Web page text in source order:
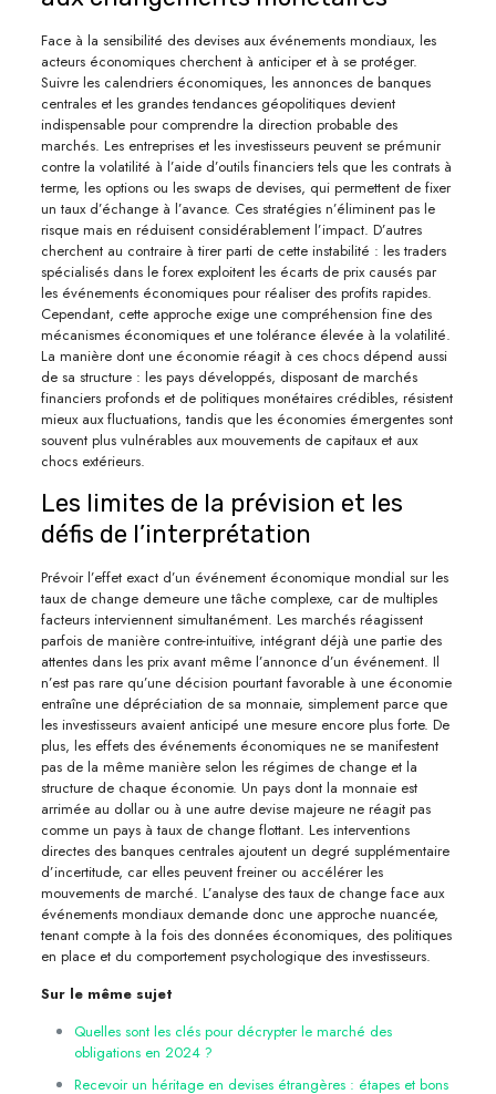
Face à la sensibilité des devises aux événements mondiaux, les
acteurs économiques cherchent à anticiper et à se protéger.
Suivre les calendriers économiques, les annonces de banques
centrales et les grandes tendances géopolitiques devient
indispensable pour comprendre la direction probable des
marchés. Les entreprises et les investisseurs peuvent se prémunir
contre la volatilité à l’aide d’outils financiers tels que les contrats à
terme, les options ou les swaps de devises, qui permettent de fixer
un taux d’échange à l’avance. Ces stratégies n’éliminent pas le
risque mais en réduisent considérablement l’impact. D’autres
cherchent au contraire à tirer parti de cette instabilité : les traders
spécialisés dans le forex exploitent les écarts de prix causés par
les événements économiques pour réaliser des profits rapides.
Cependant, cette approche exige une compréhension fine des
mécanismes économiques et une tolérance élevée à la volatilité.
La manière dont une économie réagit à ces chocs dépend aussi
de sa structure : les pays développés, disposant de marchés
financiers profonds et de politiques monétaires crédibles, résistent
mieux aux fluctuations, tandis que les économies émergentes sont
souvent plus vulnérables aux mouvements de capitaux et aux
chocs extérieurs.
Les limites de la prévision et les
défis de l’interprétation
Prévoir l’effet exact d’un événement économique mondial sur les
taux de change demeure une tâche complexe, car de multiples
facteurs interviennent simultanément. Les marchés réagissent
parfois de manière contre-intuitive, intégrant déjà une partie des
attentes dans les prix avant même l’annonce d’un événement. Il
n’est pas rare qu’une décision pourtant favorable à une économie
entraîne une dépréciation de sa monnaie, simplement parce que
les investisseurs avaient anticipé une mesure encore plus forte. De
plus, les effets des événements économiques ne se manifestent
pas de la même manière selon les régimes de change et la
structure de chaque économie. Un pays dont la monnaie est
arrimée au dollar ou à une autre devise majeure ne réagit pas
comme un pays à taux de change flottant. Les interventions
directes des banques centrales ajoutent un degré supplémentaire
d’incertitude, car elles peuvent freiner ou accélérer les
mouvements de marché. L’analyse des taux de change face aux
événements mondiaux demande donc une approche nuancée,
tenant compte à la fois des données économiques, des politiques
en place et du comportement psychologique des investisseurs.
Sur le même sujet
Quelles sont les clés pour décrypter le marché des
obligations en 2024 ?
Recevoir un héritage en devises étrangères : étapes et bons